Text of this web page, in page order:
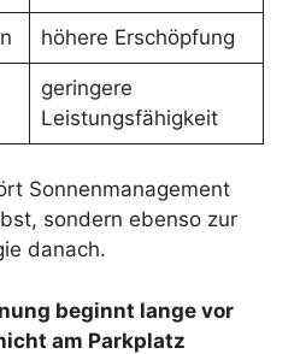
höhere Erschöpfung
geringere
Leistungsfähigkeit
Sonnenmanagement
sondern ebenso zur
danach.
beginnt lange vor
am Parkplatz